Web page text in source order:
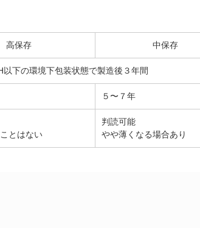
高保存 中保存
下の環境下包装状態で製造後３年間
５〜７年
とはない
判読可能
やや薄くなる場合あり